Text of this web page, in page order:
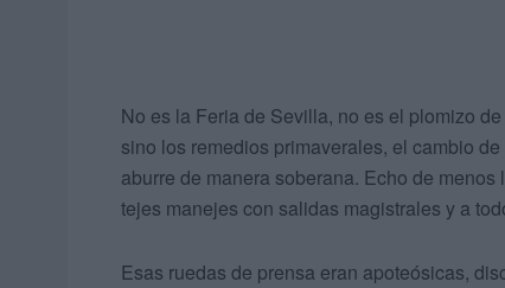
No es la Feria de Sevilla, no es el plomizo
sino los remedios primaverales, el cambio
aburre de manera soberana. Echo de
tejes manejes con salidas magistrales y a
Esas ruedas de prensa eran apoteósicas,